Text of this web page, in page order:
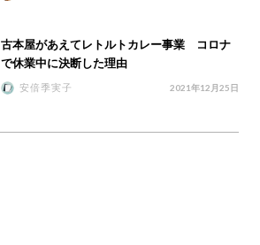
古本屋があえてレトルトカレー事業 コロナ
で休業中に決断した理由
安倍季実子 2021年12月25日